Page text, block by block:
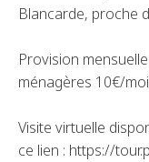
Blancarde, proche
Provision
ménagères 10€/
Visite virtuelle
ce lien : https://